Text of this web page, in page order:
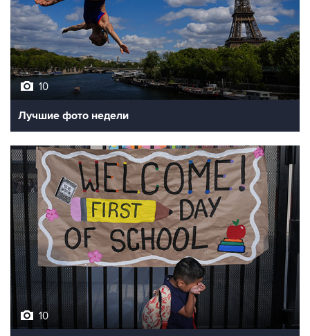
10
Лучшие фото недели
10